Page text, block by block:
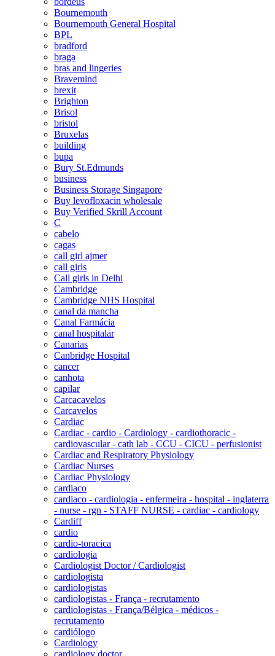
Bournemouth
Bournemouth General Hospital
BPL
bradford
braga
bras and lingeries
Bravemind
brexit
Brighton
Brisol
bristol
Bruxelas
building
bupa
Bury St.Edmunds
business
Business Storage Singapore
Buy levofloxacin wholesale
Buy Verified Skrill Account
C
cabelo
cagas
call girl ajmer
call girls
Call girls in Delhi
Cambridge
Cambridge NHS Hospital
canal da mancha
Canal Farmácia
canal hospitalar
Canarias
Canbridge Hospital
cancer
canhota
capilar
Carcacavelos
Carcavelos
Cardiac
Cardiac - cardio - Cardiology - cardiothoracic -
cardiovascular - cath lab - CCU - CICU - perfusionist
Cardiac and Respiratory Physiology
Cardiac Nurses
Cardiac Physiology
cardiaco
cardiaco - cardiologia - enfermeira - hospital - inglaterra
- nurse - rgn - STAFF NURSE - cardiac - cardiology
Cardiff
cardio
cardio-toracica
cardiologia
Cardiologist Doctor / Cardiologist
cardiologista
cardiologistas
cardiologistas - França - recrutamento
cardiologistas - França/Bélgica - médicos -
recrutamento
cardiólogo
Cardiology
cardiology doctor